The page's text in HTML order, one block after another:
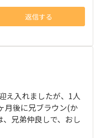
返信する
え入れましたが、1人
月後に兄ブラウン(か
兄弟仲良しで、おし